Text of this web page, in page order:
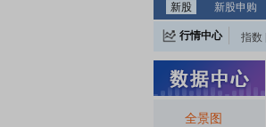
新股
新股申购
行情中心 指数
全景图